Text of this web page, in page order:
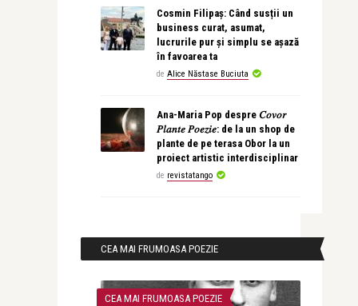
Cosmin Filipaș: Când susții un
business curat, asumat,
lucrurile pur și simplu se așază
în favoarea ta
de Alice Năstase Buciuta
Ana-Maria Pop despre 𝐶𝑜𝑣𝑜𝑟
𝑃𝑙𝑎𝑛𝑡𝑒 𝑃𝑜𝑒𝑧𝑖𝑒: de la un shop de
plante de pe terasa Obor la un
proiect artistic interdisciplinar
de revistatango
CEA MAI FRUMOASA POEZIE
CEA MAI FRUMOASA POEZIE